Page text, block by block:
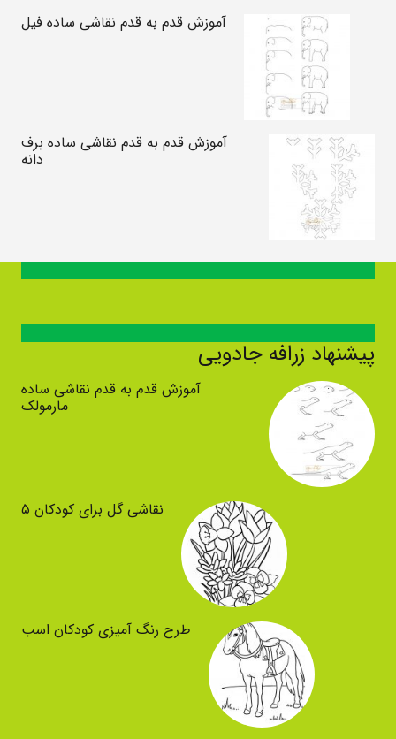
آموزش قدم به قدم نقاشی ساده فیل
آموزش قدم به قدم نقاشی ساده برف
دانه
پیشنهاد زرافه جادویی
آموزش قدم به قدم نقاشی ساده
مارمولک
نقاشی گل برای کودکان ۵
طرح رنگ آمیزی کودکان اسب